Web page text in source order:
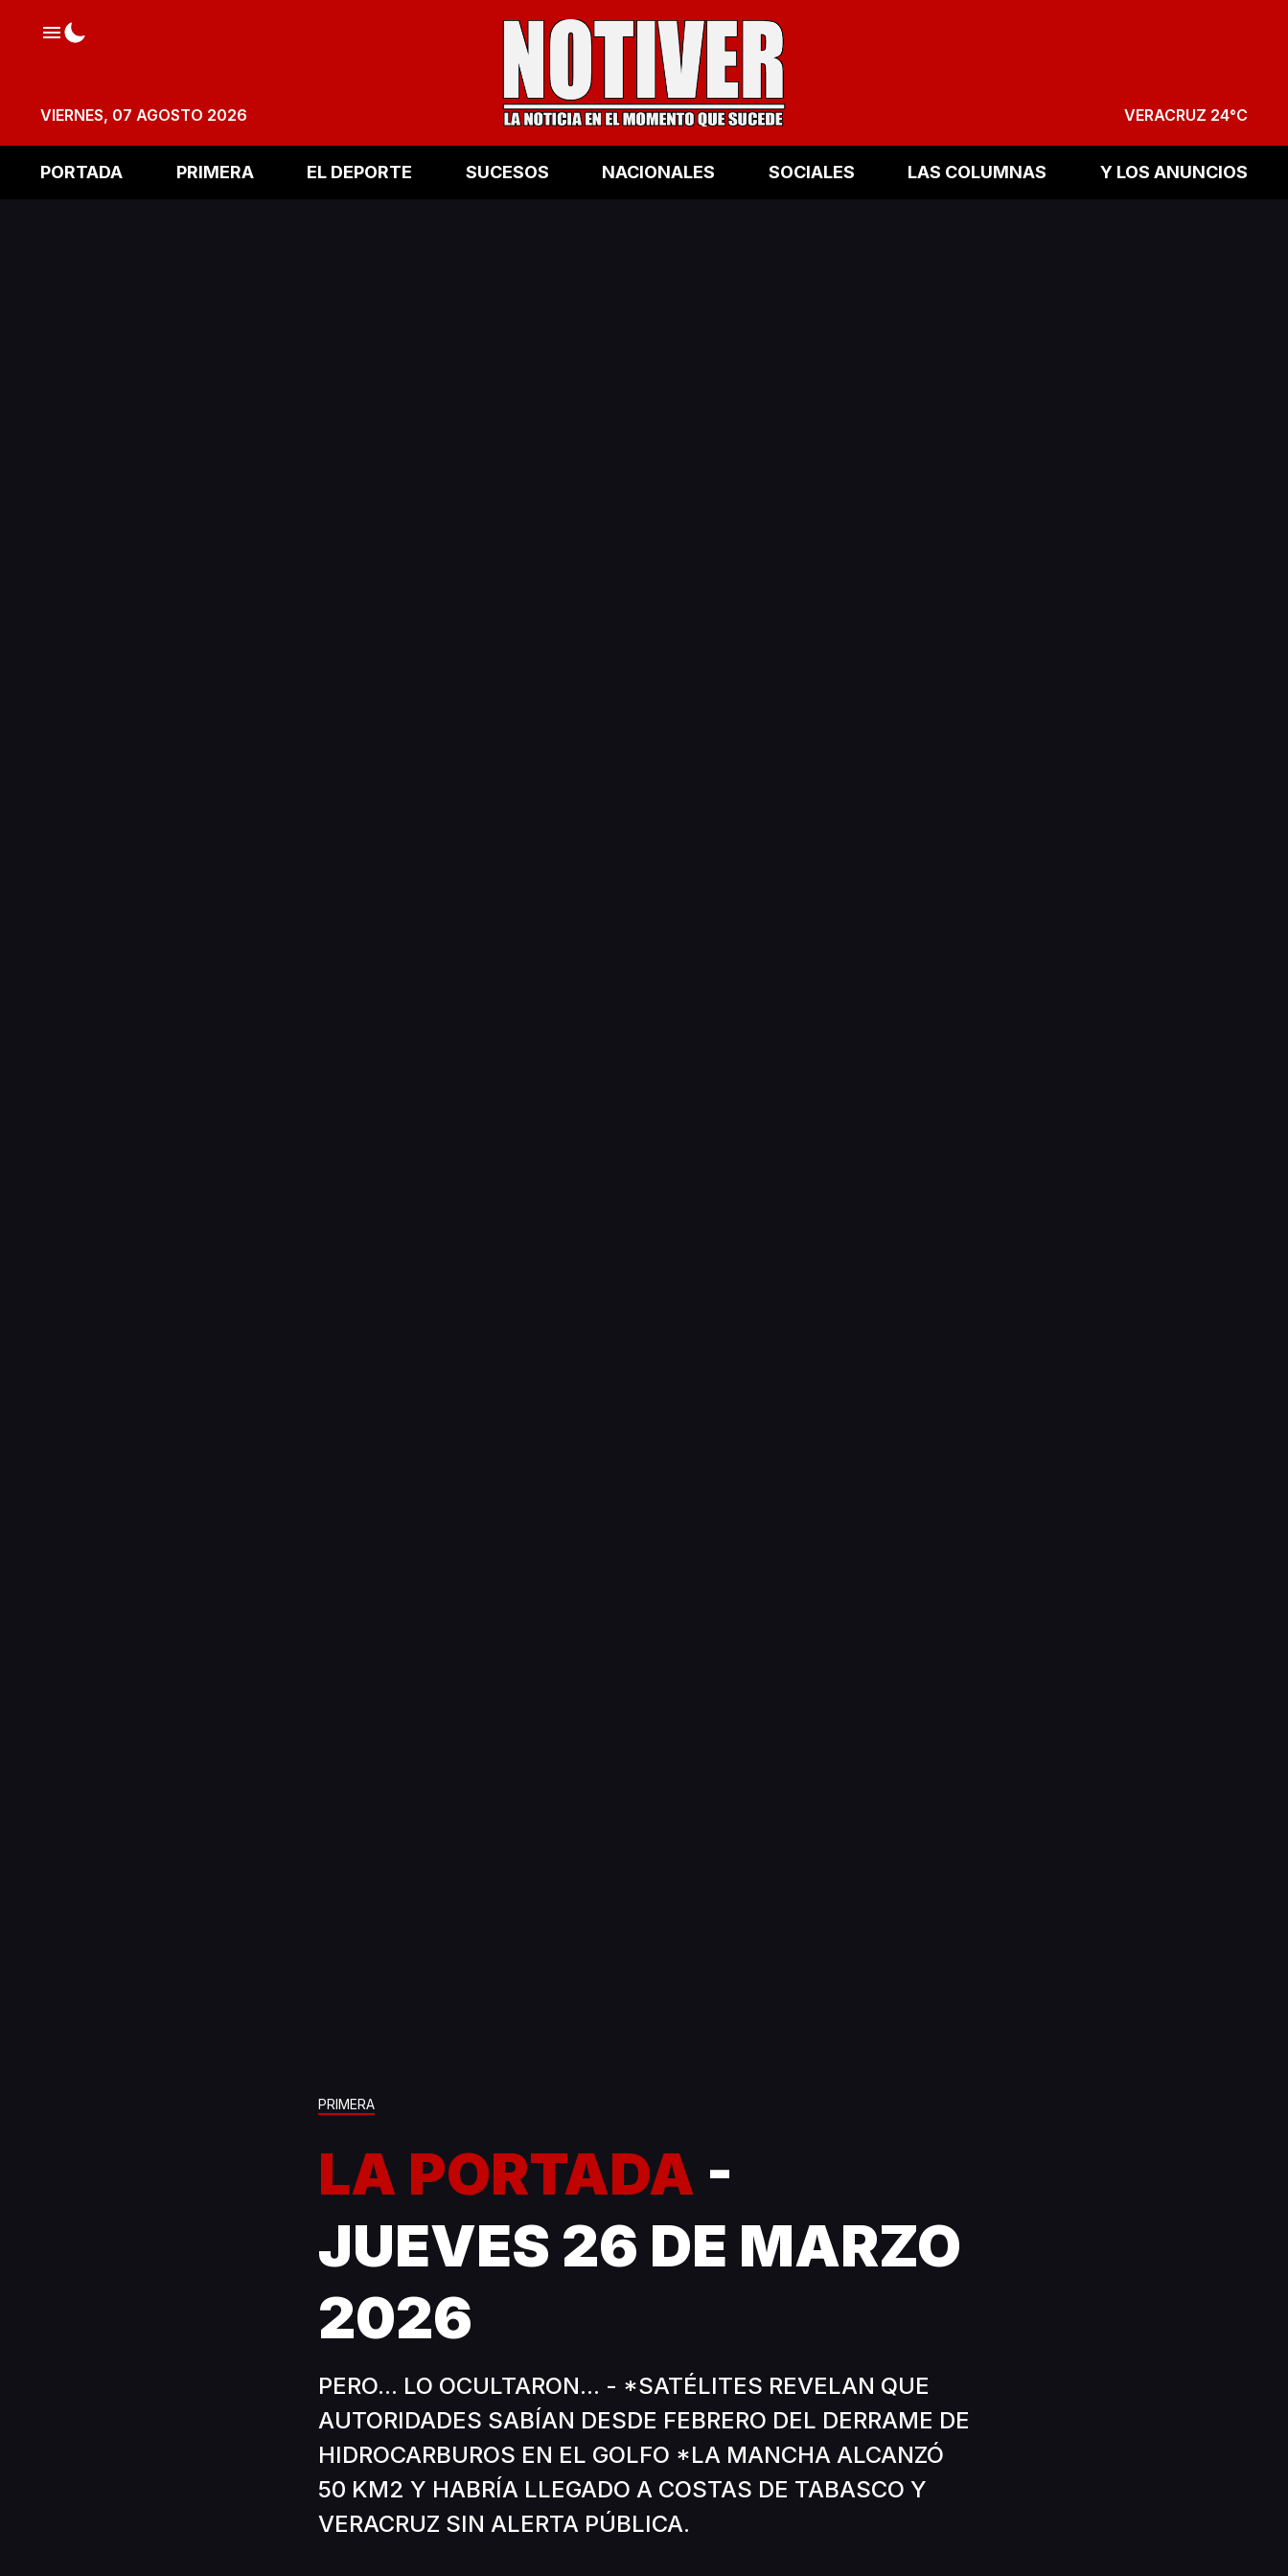
VIERNES, 07 AGOSTO 2026 VERACRUZ 24°C
PORTADA PRIMERA EL DEPORTE SUCESOS NACIONALES SOCIALES LAS COLUMNAS Y LOS ANUNCIOS
PRIMERA
LA PORTADA -
JUEVES 26 DE MARZO
2026
PERO... LO OCULTARON... - *SATÉLITES REVELAN QUE
AUTORIDADES SABÍAN DESDE FEBRERO DEL DERRAME DE
HIDROCARBUROS EN EL GOLFO *LA MANCHA ALCANZÓ
50 KM2 Y HABRÍA LLEGADO A COSTAS DE TABASCO Y
VERACRUZ SIN ALERTA PÚBLICA.